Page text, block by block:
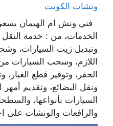
ونشات الكويت
فني ونش ام الهيمان
الخدمات، من : خدمة النقل
وتبديل زيت السيارات،
اللازم، وسحب السيارات
الحفر، وتوفير قطع الغيار،
ونقل البضائع، وتقديم أمهر
السيارات بأنواعها،
والرافعات والونشات على